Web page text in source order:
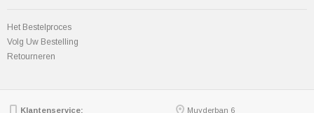
Het Bestelproces
Volg Uw Bestelling
Retourneren
Klantenservice: Muyderban 6